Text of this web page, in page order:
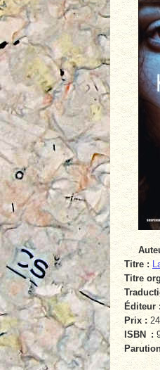
Titre :
Titre
Éditeur
Prix :
ISBN :